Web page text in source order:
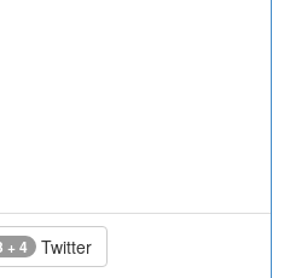
+ 4 Twitter